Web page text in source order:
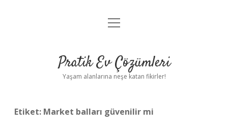
Anasayfa
Yasal Uyarı
menüyü
Pratik Ev Çözümleri
Yaşam alanlarına neşe katan fikirler!
Etiket: Market balları güvenilir mi